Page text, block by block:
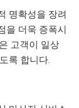
명확성을 장려
을 더욱 증폭시
고객이 일상
록 합니다.